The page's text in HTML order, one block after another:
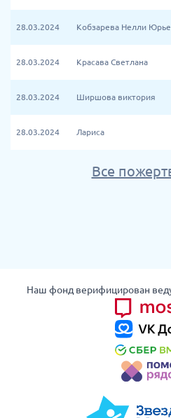
28.03.2024 Кобзарева Нелли
28.03.2024 Красава Светлана
28.03.2024 Ширшова виктория
28.03.2024 Лариса
Все
Наш фонд верифицирован